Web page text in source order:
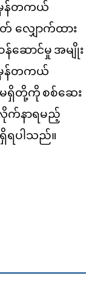
န်တကယ်
လျှောက်ထား
န်ဆောင်မှု အမျိုး
န်တကယ်
မရှိတို့ကို စစ်ဆေး
က်နာရမည့်
ရပါသည်။